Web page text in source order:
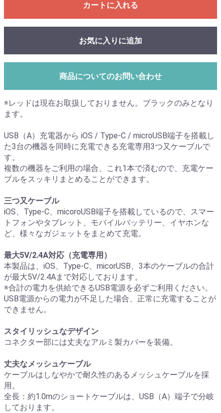
カートに入れる
お気に入りに追加
商品についてのお問い合わせ
※レッドは現在お取扱しておりません。ブラックのみとなり
ます。
USB（A）充電器から iOS / Type-C / microUSB端子を搭載し
た3台の機器を同時に充電できる充電専用3つ又ケーブルで
す。
複数の機器をご利用の場合、これ1本で済むので、充電ケー
ブルをスッキリまとめることができます。
三つ又ケーブル
iOS、Type-C、micoroUSB端子を搭載しているので、スマー
トフォンやタブレット、モバイルバッテリー、イヤホンな
ど、様々なガジェットをまとめて充電。
最大5V/2.4A対応（充電専用）
本製品は、iOS、Type-C、micorUSB、3本のケーブルの合計
が最大5V/2.4Aまで対応しております。
※合計の電力を供給できるUSB電源を必ずご利用ください。
USB電源からの電力が不足した場合、正常に充電することが
できません。
スタイリッシュなデザイン
コネクター部には丈夫なアルミ製カバーを装備。
丈夫なメッシュケーブル
ケーブルはしなやかで耐久性のあるメッシュケーブルを採
用。
全長：約1.0mのショートケーブルは、USB（A）端子で分岐
しております。